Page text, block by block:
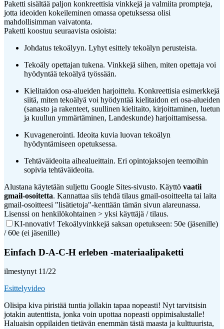
Paketti sisältää paljon konkreettisia vinkkejä ja valmiita prompteja,
jotta ideoiden kokeileminen omassa opetuksessa olisi
mahdollisimman vaivatonta.
Paketti koostuu seuraavista osioista:
Johdatus tekoälyyn. Lyhyt esittely tekoälyn perusteista.
Tekoäly opettajan tukena. Vinkkejä siihen, miten opettaja voi
hyödyntää tekoälyä työssään.
Kielitaidon osa-alueiden harjoittelu. Konkreettisia esimerkkejä
siitä, miten tekoälyä voi hyödyntää kielitaidon eri osa-alueiden
(sanasto ja rakenteet, suullinen kielitaito, kirjoittaminen, luetun
ja kuullun ymmärtäminen, Landeskunde) harjoittamisessa.
Kuvagenerointi. Ideoita kuvia luovan tekoälyn
hyödyntämiseen opetuksessa.
Tehtäväideoita aihealueittain. Eri opintojaksojen teemoihin
sopivia tehtäväideoita.
Alustana käytetään suljettu Google Sites-sivusto. Käyttö vaatii
gmail-osoitetta. Kannattaa siis tehdä tilaus gmail-osoitteelta tai laita
gmail-osoitteesi "lisätietoja"-kenttään tämän sivun alareunassa.
Lisenssi on henkilökohtainen > yksi käyttäjä / tilaus.
KI-nnovativ! Tekoälyvinkkejä saksan opetukseen: 50e (jäsenille)
/ 60e (ei jäsenille)
Einfach D-A-C-H erleben -materiaalipaketti
ilmestynyt 11/22
Esittelyvideo
Olisipa kiva piristää tuntia jollakin tapaa nopeasti! Nyt tarvitsisin
jotakin autenttista, jonka voin upottaa nopeasti oppimisalustalle!
Haluaisin oppilaiden tietävän enemmän tästä maasta ja kulttuurista,